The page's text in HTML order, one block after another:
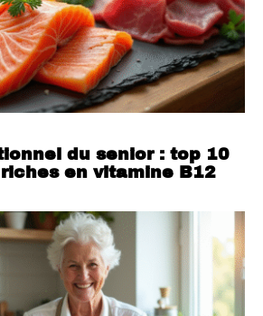
du senior : top 10
en vitamine B12